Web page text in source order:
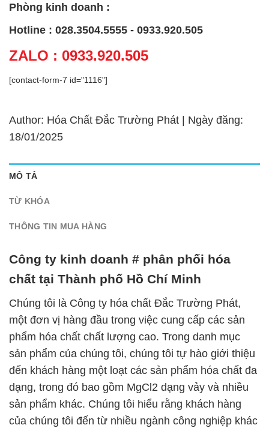
Phòng kinh doanh :
Hotline : 028.3504.5555 - 0933.920.505
ZALO : 0933.920.505
[contact-form-7 id="1116"]
Author: Hóa Chất Đắc Trường Phát | Ngày đăng:
18/01/2025
MÔ TẢ
TỪ KHÓA
THÔNG TIN MUA HÀNG
Công ty kinh doanh # phân phối hóa
chất tại Thành phố Hồ Chí Minh
Chúng tôi là Công ty hóa chất Đắc Trường Phát,
một đơn vị hàng đầu trong việc cung cấp các sản
phẩm hóa chất chất lượng cao. Trong danh mục
sản phẩm của chúng tôi, chúng tôi tự hào giới thiệu
đến khách hàng một loạt các sản phẩm hóa chất đa
dạng, trong đó bao gồm MgCl2 dạng vảy và nhiều
sản phẩm khác. Chúng tôi hiểu rằng khách hàng
của chúng tôi đến từ nhiều ngành công nghiệp khác